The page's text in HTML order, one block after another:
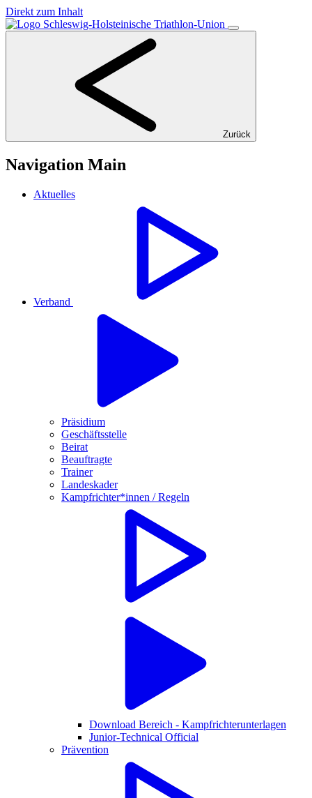
Direkt zum Inhalt
Zurück
Navigation Main
Aktuelles
Verband
Präsidium
Geschäftsstelle
Beirat
Beauftragte
Trainer
Landeskader
Kampfrichter*innen / Regeln
Download Bereich - Kampfrichterunterlagen
Junior-Technical Official
Prävention